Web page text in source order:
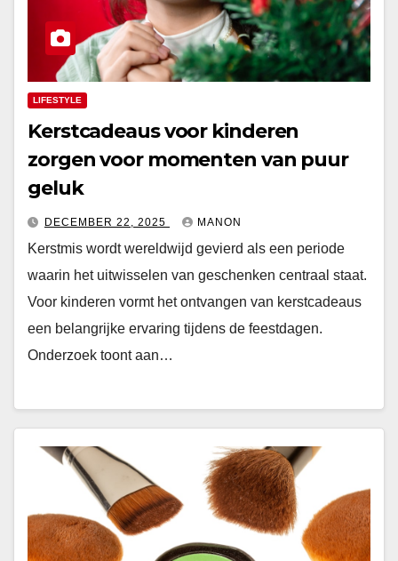
LIFESTYLE
Kerstcadeaus voor kinderen
zorgen voor momenten van puur
geluk
DECEMBER 22, 2025 MANON
Kerstmis wordt wereldwijd gevierd als een periode
waarin het uitwisselen van geschenken centraal staat.
Voor kinderen vormt het ontvangen van kerstcadeaus
een belangrijke ervaring tijdens de feestdagen.
Onderzoek toont aan…